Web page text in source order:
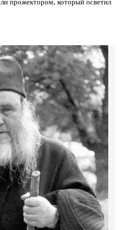
прожектором, который осветил